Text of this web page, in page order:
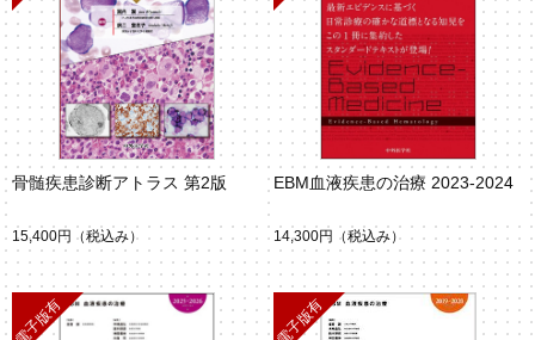
骨髄疾患診断アトラス 第2版
15,400円 （税込み）
EBM血液疾患の治療 2023-2024
14,300円 （税込み）